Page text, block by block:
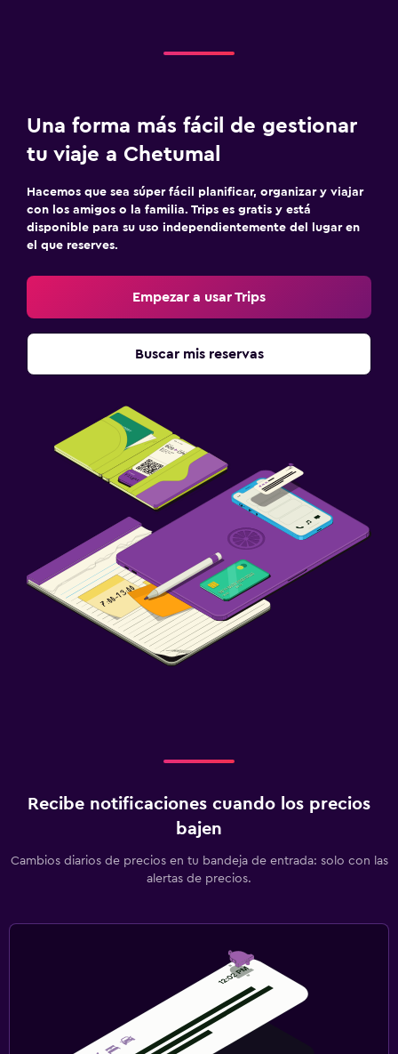
Una forma más fácil de gestionar
tu viaje a Chetumal
Hacemos que sea súper fácil planificar, organizar y viajar
con los amigos o la familia. Trips es gratis y está
disponible para su uso independientemente del lugar en
el que reserves.
Empezar a usar Trips
Buscar mis reservas
Recibe notificaciones cuando los precios
bajen
Cambios diarios de precios en tu bandeja de entrada: solo con las
alertas de precios.